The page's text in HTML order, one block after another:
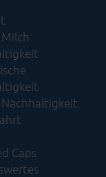
Nachhaltigkeit​
Caps